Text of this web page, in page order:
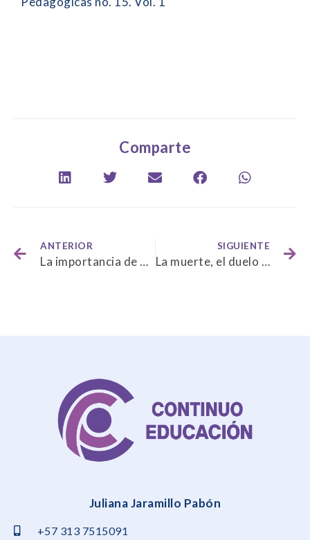
Comparte
ANTERIOR
La importancia de dejar ir, saber soltar y cerrar ciclos… (A propósito del fin de año)
SIGUIENTE
La muerte, el duelo y los ritos fúnebres: Expresiones socioculturales y religiosas
Juliana Jaramillo Pabón
+57 313 7515091